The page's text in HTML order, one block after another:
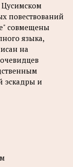
повествований
совмещены
языка,
на
эскадры и